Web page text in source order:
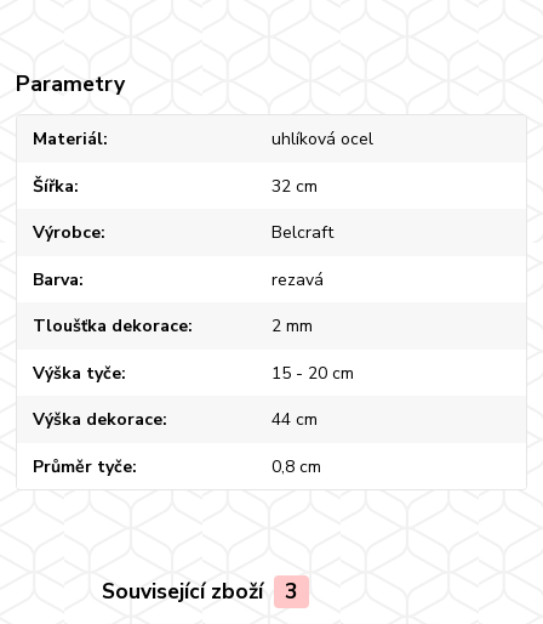
Parametry
Materiál uhlíková ocel
Šířka 32 cm
Výrobce Belcraft
Barva rezavá
Tloušťka dekorace 2 mm
Výška tyče 15 - 20 cm
Výška dekorace 44 cm
Průměr tyče 0,8 cm
Související zboží 3